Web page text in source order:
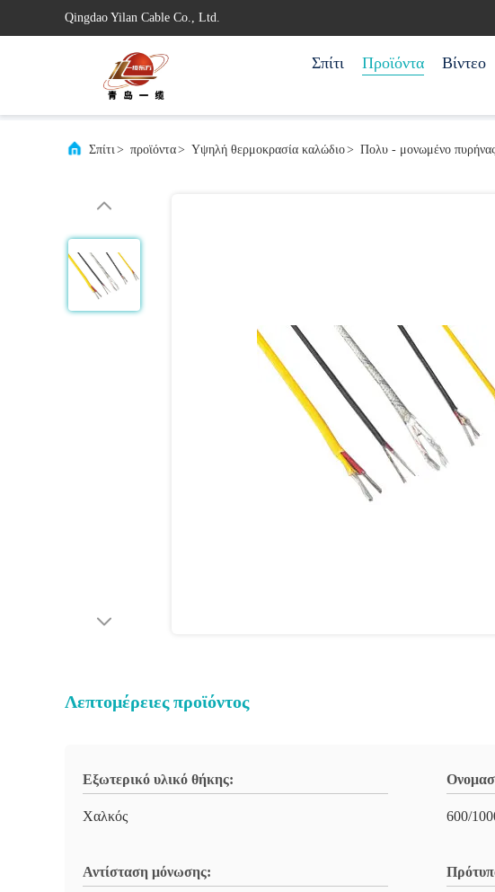
Qingdao Yilan Cable Co., Ltd.
Σπίτι Προϊόντα Βίντεο
Σπίτι> προϊόντα> Υψηλή θερμοκρασία καλώδιο> Πολυ - μονωμένο πυρήνας
Λεπτομέρειες προϊόντος
Εξωτερικό υλικό θήκης:
Χαλκός 600/
Αντίσταση μόνωσης: